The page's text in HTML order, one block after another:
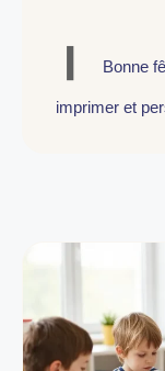
Bonne
imprimer et